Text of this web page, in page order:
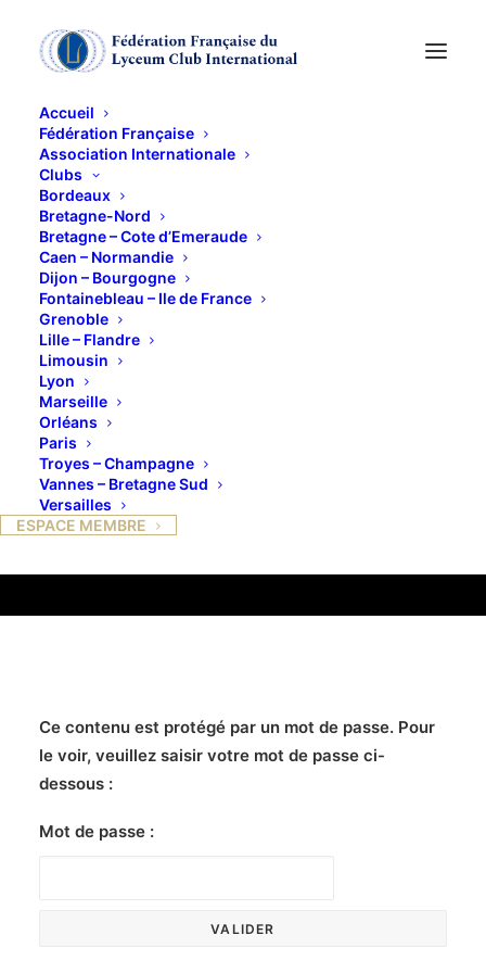
Accueil
Fédération Française
Association Internationale
Clubs
Bordeaux
Bretagne-Nord
Bretagne – Cote d’Emeraude
Caen – Normandie
Dijon – Bourgogne
Fontainebleau – Ile de France
Grenoble
Lille – Flandre
Limousin
Lyon
Marseille
Orléans
Paris
Troyes – Champagne
Vannes – Bretagne Sud
Versailles
ESPACE MEMBRE
GENERALE 2023 à
GRENOBLE
PRESENTATION DU
MECENAT de LYON -
FILM ET TRAVAIL de
Madame J.
ROUSSELET
Ce contenu est protégé par un mot de passe. Pour
le voir, veuillez saisir votre mot de passe ci-
dessous :
Mot de passe :